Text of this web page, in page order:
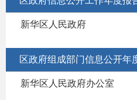
新华区人民政府
区政府组成部门信息公开年
新华区人民政府办公室